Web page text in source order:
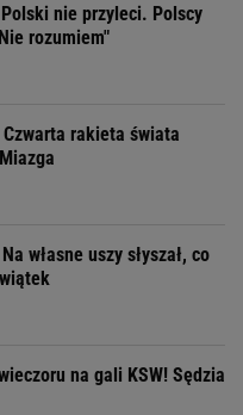
nie przyleci. Polscy
rozumiem"
rakieta świata
własne uszy słyszał, co
na gali KSW! Sędzia